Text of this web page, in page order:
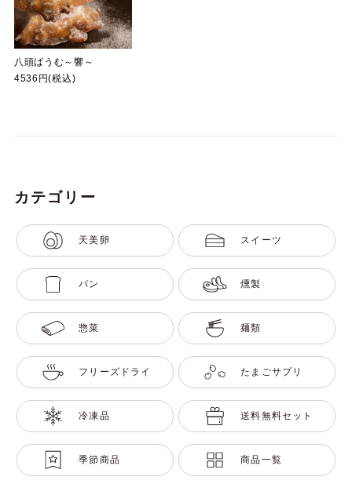
八頭ばうむ～響～
4536円(税込)
カテゴリー
天美卵 スイーツ
パン 燻製
惣菜 麺類
フリーズドライ たまごサプリ
冷凍品 送料無料セット
季節商品 商品一覧